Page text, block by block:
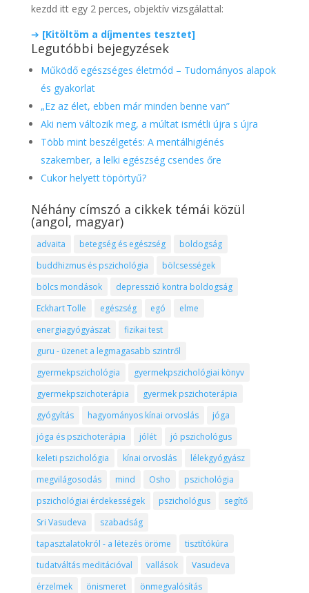
kezdd itt egy 2 perces, objektív vizsgálattal:
➔ [Kitöltöm a díjmentes tesztet]
Legutóbbi bejegyzések
Működő egészséges életmód – Tudományos alapok
és gyakorlat
„Ez az élet, ebben már minden benne van”
Aki nem változik meg, a múltat ismétli újra s újra
Több mint beszélgetés: A mentálhigiénés
szakember, a lelki egészség csendes őre
Cukor helyett töpörtyű?
Néhány címszó a cikkek témái közül
(angol, magyar)
advaita betegség és egészség
boldogság
buddhizmus és pszichológia
bölcsességek
bölcs mondások
depresszió kontra boldogság
Eckhart Tolle
egészség egó
elme
energiagyógyászat
fizikai test
guru - üzenet a legmagasabb szintről
gyermekpszichológia
gyermekpszichológiai könyv
gyermekpszichoterápia
gyermek pszichoterápia
gyógyítás
hagyományos kínai orvoslás
jóga
jóga és pszichoterápia
jólét
jó pszichológus
keleti pszichológia
kínai orvoslás
lélekgyógyász
megvilágosodás
mind Osho
pszichológia
pszichológiai érdekességek
pszichológus
segítő
Sri Vasudeva
szabadság
tapasztalatokról - a létezés öröme
tisztítókúra
tudatváltás meditációval
vallások
Vasudeva
érzelmek
önismeret
önmegvalósítás